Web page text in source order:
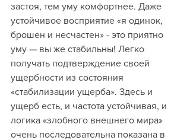
застоя, тем уму комфортнее. Даже
устойчивое восприятие «я одинок,
брошен и несчастен» - это приятно
уму — вы же стабильны! Легко
получать подтверждение своей
ущербности из состояния
«стабилизации ущерба». Здесь и
ущерб есть, и частота устойчивая, и
логика «злобного внешнего мира»
очень последовательна показана в